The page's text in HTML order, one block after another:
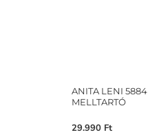
ANITA LENI 5884
MELLTARTÓ
29.990 Ft